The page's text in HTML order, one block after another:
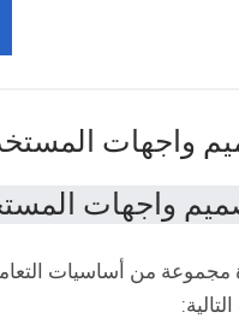
واجهات